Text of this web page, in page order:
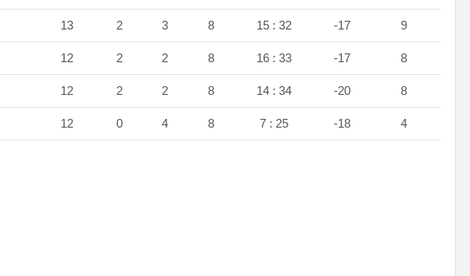
13 2 3 8 15 : 32 -17 9
12 2 2 8 16 : 33 -17 8
12 2 2 8 14 : 34 -20 8
12 0 4 8 7 : 25 -18 4